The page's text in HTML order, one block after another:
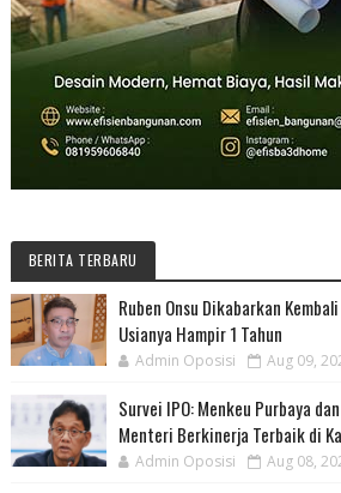
BERITA TERBARU
Ruben Onsu Dikabarkan
Usianya Hampir 1 Tahun
Admin Oposisi Aug 09,
Survei IPO: Menkeu Purbaya
Menteri Berkinerja Terbaik di
Admin Oposisi Aug 08,